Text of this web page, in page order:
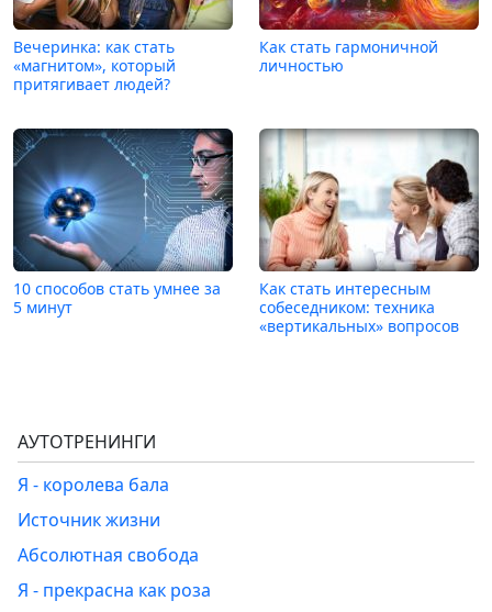
Вечеринка: как стать
«магнитом», который
притягивает людей?
Как стать гармоничной
личностью
10 способов стать умнее за
5 минут
Как стать интересным
собеседником: техника
«вертикальных» вопросов
АУТОТРЕНИНГИ
Я - королева бала
Источник жизни
Абсолютная свобода
Я - прекрасна как роза